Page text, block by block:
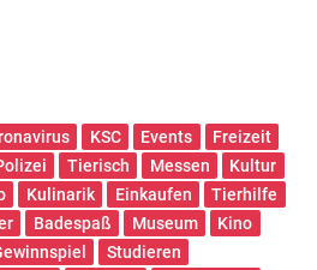
KSC Events
Freizeit
Tierisch Messen
Kultur
Kulinarik Einkaufen
Tierhilfe
Badespaß Museum
Kino
Studieren